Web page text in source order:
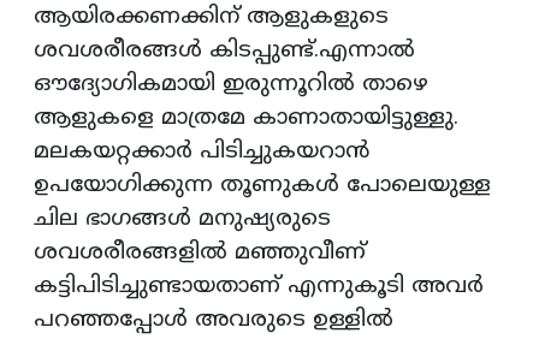
ആയിരക്കണക്കിന് ആളുകളുടെ
ശവശരീരങ്ങൾ കിടപ്പുണ്ട്.എന്നാൽ
ഔദ്യോഗികമായി ഇരുന്നൂറിൽ താഴെ
ആളുകളെ മാത്രമേ കാണാതായിട്ടുള്ളു.
മലകയറ്റക്കാർ പിടിച്ചുകയറാൻ
ഉപയോഗിക്കുന്ന തൂണുകൾ പോലെയുള്ള
ചില ഭാഗങ്ങൾ മനുഷ്യരുടെ
ശവശരീരങ്ങളിൽ മഞ്ഞുവീണ്
കട്ടിപിടിച്ചുണ്ടായതാണ് എന്നുകൂടി അവർ
പറഞ്ഞപ്പോൾ അവരുടെ ഉള്ളിൽ